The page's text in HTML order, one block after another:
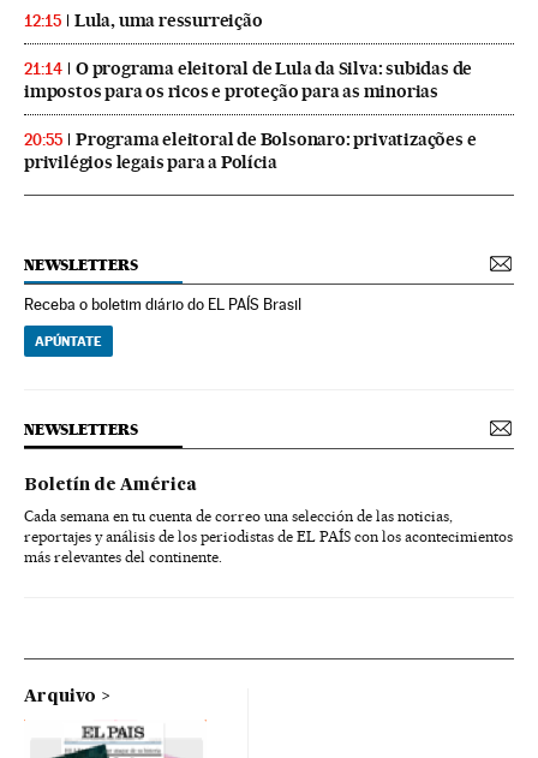
12:15 Lula, uma ressurreição
21:14
O programa eleitoral de Lula da Silva: subidas de
impostos para os ricos e proteção para as minorias
20:55
Programa eleitoral de Bolsonaro: privatizações e
privilégios legais para a Polícia
NEWSLETTERS
Receba o boletim diário do EL PAÍS Brasil
APÚNTATE
NEWSLETTERS
Boletín de América
Cada semana en tu cuenta de correo una selección de las noticias,
reportajes y análisis de los periodistas de EL PAÍS con los acontecimientos
más relevantes del continente.
Arquivo